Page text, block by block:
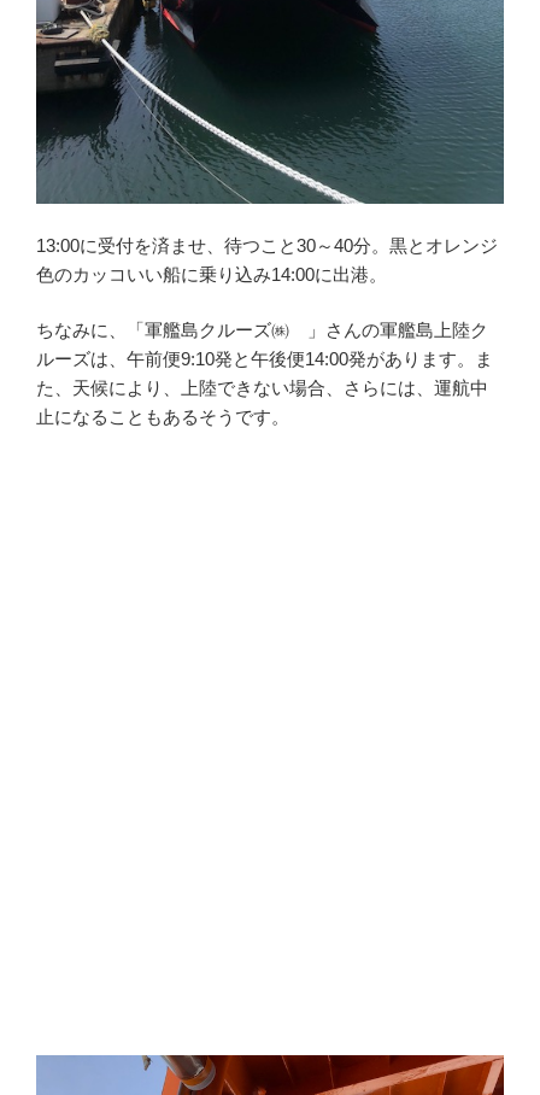
13:00に受付を済ませ、待つこと30～40分。黒とオレンジ
色のカッコいい船に乗り込み14:00に出港。
ちなみに、「軍艦島クルーズ㈱ 」さんの軍艦島上陸ク
ルーズは、午前便9:10発と午後便14:00発があります。ま
た、天候により、上陸できない場合、さらには、運航中
止になることもあるそうです。